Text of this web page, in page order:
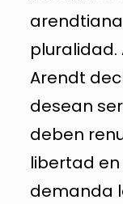
Arendt
desean
deben
libertad
demanda